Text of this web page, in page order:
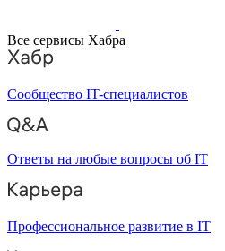
Все сервисы Хабра
Сообщество IT-специалистов
Ответы на любые вопросы об IT
Профессиональное развитие в IT